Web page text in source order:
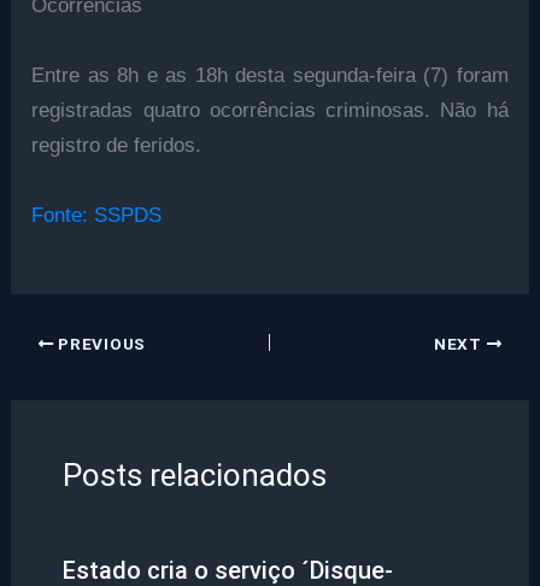
Ocorrências
Entre as 8h e as 18h desta segunda-feira (7) foram
registradas quatro ocorrências criminosas. Não há
registro de feridos.
Fonte: SSPDS
PREVIOUS NEXT
Posts relacionados
Estado cria o serviço ´Disque-